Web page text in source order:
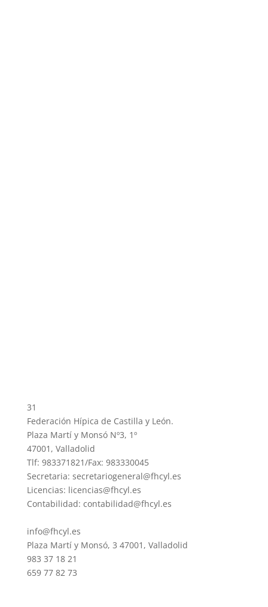
31
Federación Hípica de Castilla y León.
Plaza Martí y Monsó Nº3, 1º
47001, Valladolid
Tlf: 983371821/Fax: 983330045
Secretaria: secretariogeneral@fhcyl.es
Licencias: licencias@fhcyl.es
Contabilidad: contabilidad@fhcyl.es
info@fhcyl.es
Plaza Martí y Monsó, 3 47001, Valladolid
983 37 18 21
659 77 82 73